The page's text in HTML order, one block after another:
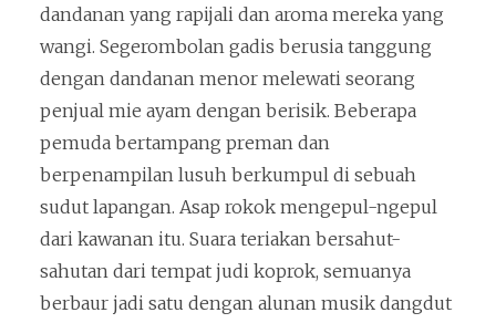
dandanan yang rapijali dan aroma mereka yang
wangi. Segerombolan gadis berusia tanggung
dengan dandanan menor melewati seorang
penjual mie ayam dengan berisik. Beberapa
pemuda bertampang preman dan
berpenampilan lusuh berkumpul di sebuah
sudut lapangan. Asap rokok mengepul-ngepul
dari kawanan itu. Suara teriakan bersahut-
sahutan dari tempat judi koprok, semuanya
berbaur jadi satu dengan alunan musik dangdut